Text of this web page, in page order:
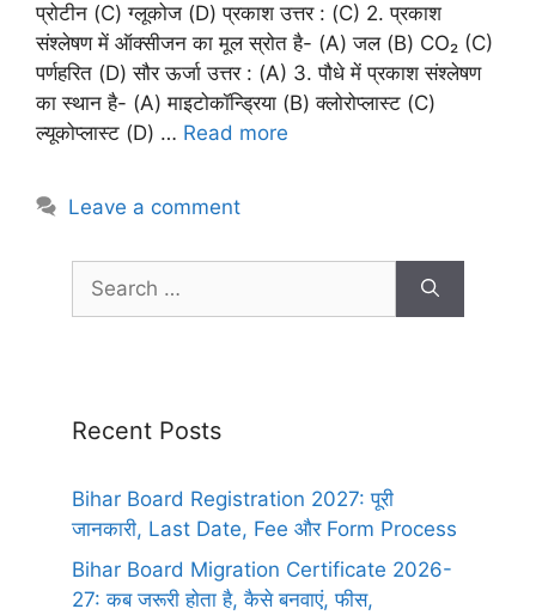
प्रोटीन (C) ग्लूकोज (D) प्रकाश उत्तर : (C) 2. प्रकाश
संश्लेषण में ऑक्सीजन का मूल स्रोत है- (A) जल (B) CO₂ (C)
पर्णहरित (D) सौर ऊर्जा उत्तर : (A) 3. पौधे में प्रकाश संश्लेषण
का स्थान है- (A) माइटोकॉन्ड्रिया (B) क्लोरोप्लास्ट (C)
ल्यूकोप्लास्ट (D) … Read more
Leave a comment
Recent Posts
Bihar Board Registration 2027: पूरी
जानकारी, Last Date, Fee और Form Process
Bihar Board Migration Certificate 2026-
27: कब जरूरी होता है, कैसे बनवाएं, फीस,